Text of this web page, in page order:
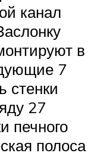
канал
в
7
стенки
27
печного
полоса